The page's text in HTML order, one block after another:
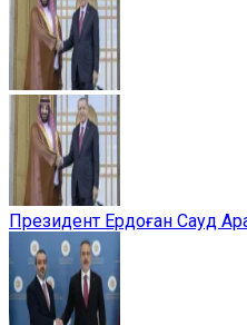
Президент Ердоған Сауд